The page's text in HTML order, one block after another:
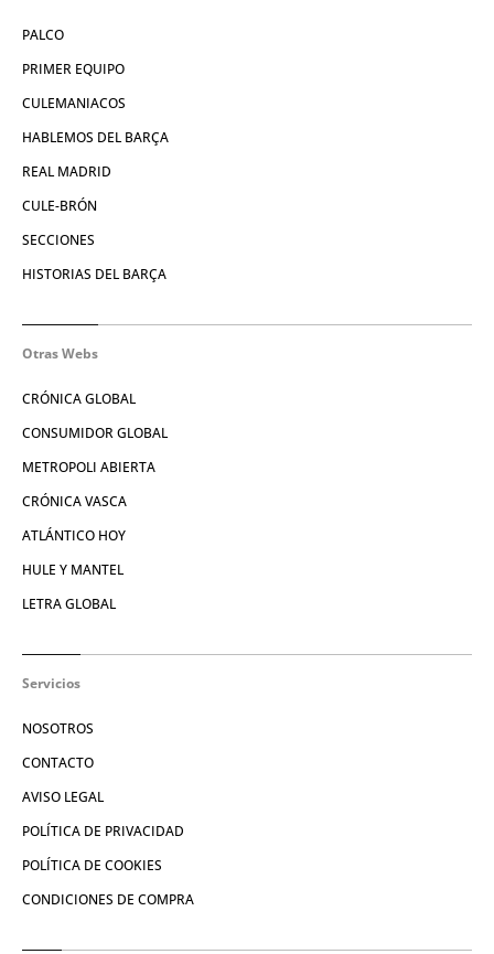
PALCO
PRIMER EQUIPO
CULEMANIACOS
HABLEMOS DEL BARÇA
REAL MADRID
CULE-BRÓN
SECCIONES
HISTORIAS DEL BARÇA
Otras Webs
CRÓNICA GLOBAL
CONSUMIDOR GLOBAL
METROPOLI ABIERTA
CRÓNICA VASCA
ATLÁNTICO HOY
HULE Y MANTEL
LETRA GLOBAL
Servicios
NOSOTROS
CONTACTO
AVISO LEGAL
POLÍTICA DE PRIVACIDAD
POLÍTICA DE COOKIES
CONDICIONES DE COMPRA